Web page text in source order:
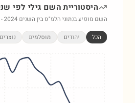
היסטוריית השם גילי לפי
השם מופיע בנתוני הלמ"ס בין השנים -2024
הכל יהודים מוסלמים נוצרים